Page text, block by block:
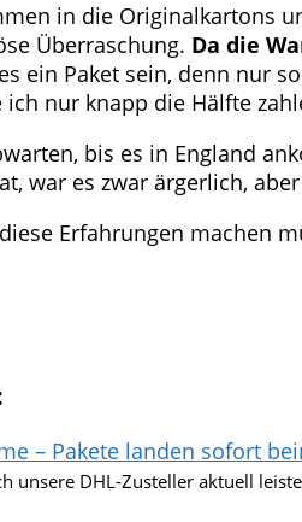
in die Originalkartons
Überraschung. Da die
ein Paket sein, denn nur
nur knapp die Hälfte
bis es in England
war es zwar ärgerlich,
Erfahrungen machen
– Pakete landen sofort
unsere DHL-Zusteller aktuell